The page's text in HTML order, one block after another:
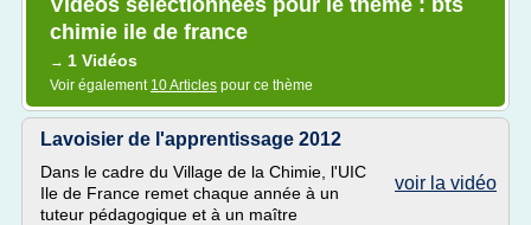
Vidéos sélectionnées pour le thème : bts
chimie ile de france
→ 1 Vidéos
Voir également 10 Articles pour ce thème
Lavoisier de l'apprentissage 2012
voir la vidéo
Dans le cadre du Village de la Chimie, l'UIC
Ile de France remet chaque année à un
tuteur pédagogique et à un maître